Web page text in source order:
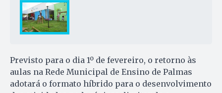
Previsto para o dia 1º de fevereiro, o retorno às
aulas na Rede Municipal de Ensino de Palmas
adotará o formato híbrido para o desenvolvimento